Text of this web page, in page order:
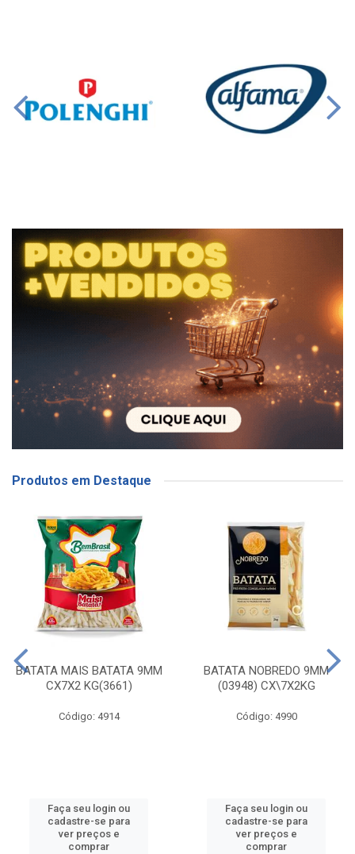
Produtos em Destaque
BATATA MAIS BATATA 9MM
CX7X2 KG(3661)
Código: 4914
Faça seu login ou
cadastre-se para
ver preços e
comprar
BATATA NOBREDO 9MM
(03948) CX\7X2KG
Código: 4990
Faça seu login ou
cadastre-se para
ver preços e
comprar